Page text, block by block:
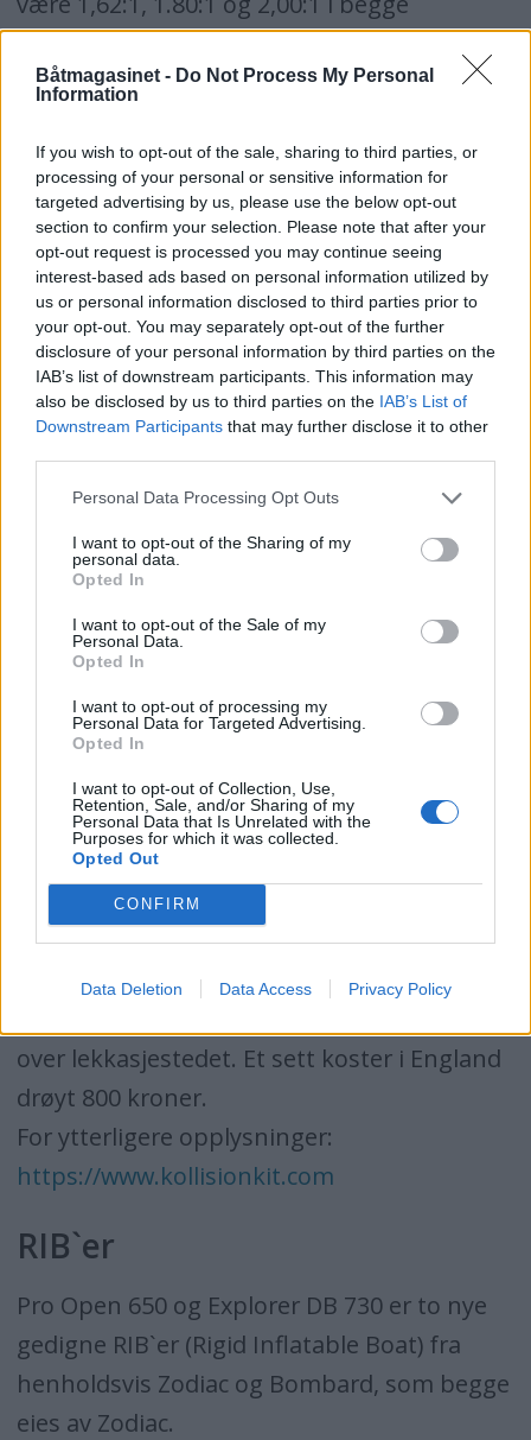
Båtmagasinet - Do Not Process My Personal
Information
If you wish to opt-out of the sale, sharing to third parties, or
processing of your personal or sensitive information for
targeted advertising by us, please use the below opt-out
section to confirm your selection. Please note that after your
opt-out request is processed you may continue seeing
interest-based ads based on personal information utilized by
us or personal information disclosed to third parties prior to
your opt-out. You may separately opt-out of the further
disclosure of your personal information by third parties on the
IAB’s list of downstream participants. This information may
also be disclosed by us to third parties on the IAB’s List of
Downstream Participants that may further disclose it to other
Personal Data Processing Opt Outs
I want to opt-out of the Sharing of my
personal data.
Opted In
I want to opt-out of the Sale of my
Personal Data.
Opted In
I want to opt-out of processing my
Personal Data for Targeted Advertising.
Opted In
I want to opt-out of Collection, Use,
Retention, Sale, and/or Sharing of my
Personal Data that Is Unrelated with the
Purposes for which it was collected.
Opted Out
CONFIRM
Data Deletion Data Access Privacy Policy
høyreroterende propell.
International Ltd i Oslo, tlf. 81 52 28 14,
telefaks 22 81 26 40.
Nødreparering
Skulle uhellet være ut, og du går på grunn
med hull i skroget og lekkasje som følge,
kan en hurtigreparering hjelpe deg til å
komme sikkert til land og berge båt og
mannskap. "Kollisionkit" er et
reparasjonssett i en plastkoffert. Settet
består av hurtigherdende to-komponent
epoksy med kevlar. De to komponentene
blandes raskt over - eller under vann, dyttes
i hullet som er årsak til lekkasjen, og herder i
løpet av et par minutter. Ved større skader
kan man også legge på en glassfibermatte
som følger med. Om det skulle være et
vannrør eller et drivstoffrør som springer
lekk, kan dette tettes med samme
epoksyblanding, men da i kombinasjon med
over lekkasjestedet. Et sett koster i England
drøyt 800 kroner.
For ytterligere opplysninger:
https://www.kollisionkit.com
RIB`er
Pro Open 650 og Explorer DB 730 er to nye
gedigne RIB`er (Rigid Inflatable Boat) fra
henholdsvis Zodiac og Bombard, som begge
eies av Zodiac.